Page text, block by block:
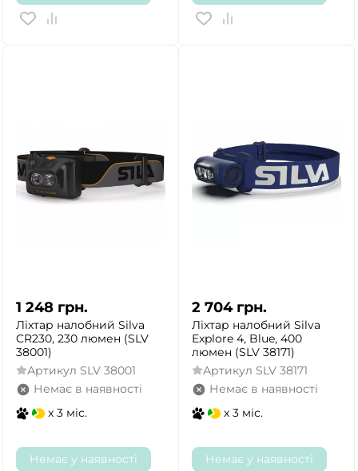
1 248 грн.
Ліхтар налобний Silva
CR230, 230 люмен (SLV
38001)
Артикул SLV 38001
Немає в наявності
x 3 міс.
Немає у наявності
2 704 грн.
Ліхтар налобний Silva
Explore 4, Blue, 400
люмен (SLV 38171)
Артикул SLV 38171
Немає в наявності
x 3 міс.
Немає у наявності